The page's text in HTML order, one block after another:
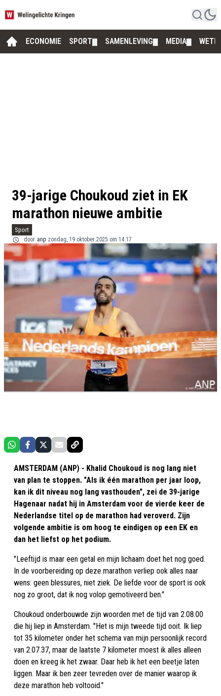
ECONOMIE SPORT SAMENLEVING MEDIA
39-jarige Choukoud ziet in EK
marathon nieuwe ambitie
Sport
door anp zondag, 19 oktober 2025 om 14:17
AMSTERDAM (ANP) - Khalid Choukoud is nog lang niet
van plan te stoppen. "Als ik één marathon per jaar loop,
kan ik dit niveau nog lang vasthouden", zei de 39-jarige
Hagenaar nadat hij in Amsterdam voor de vierde keer de
Nederlandse titel op de marathon had veroverd. Zijn
volgende ambitie is om hoog te eindigen op een EK en
dan het liefst op het podium.
"Leeftijd is maar een getal en mijn lichaam doet het nog goed.
In de voorbereiding op deze marathon verliep ook alles naar
wens: geen blessures, niet ziek. De liefde voor de sport is ook
nog zo groot, dat ik nog volop gemotiveerd ben."
Choukoud onderbouwde zijn woorden met de tijd van 2.08.00
die hij liep in Amsterdam. "Het is mijn tweede tijd ooit. Ik liep
tot 35 kilometer onder het schema van mijn persoonlijk record
van 2.07.37, maar de laatste 7 kilometer moest ik alles alleen
doen en kreeg ik het zwaar. Daar heb ik het een beetje laten
liggen. Maar ik ben zeer tevreden over de manier waarop ik
deze marathon heb voltooid."